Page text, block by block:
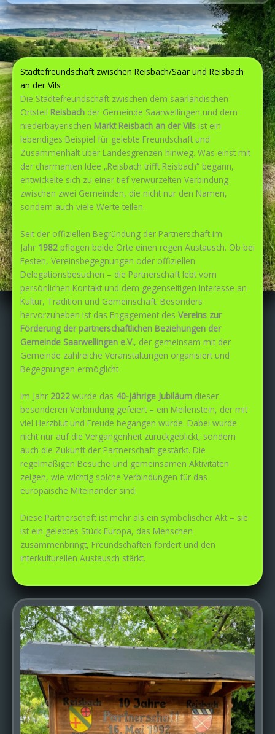
Städtefreundschaft zwischen Reisbach/Saar und Reisbach
an der Vils
Die Städtefreundschaft zwischen dem saarländischen
Ortsteil Reisbach der Gemeinde Saarwellingen und dem
niederbayerischen Markt Reisbach an der Vils ist ein
lebendiges Beispiel für gelebte Freundschaft und
Zusammenhalt über Landesgrenzen hinweg. Was einst mit
der charmanten Idee „Reisbach trifft Reisbach“ begann,
entwickelte sich zu einer tief verwurzelten Verbindung
zwischen zwei Gemeinden, die nicht nur den Namen,
sondern auch viele Werte teilen.
Seit der offiziellen Begründung der Partnerschaft im
Jahr 1982 pflegen beide Orte einen regen Austausch. Ob bei
Festen, Vereinsbegegnungen oder offiziellen
Delegationsbesuchen – die Partnerschaft lebt vom
persönlichen Kontakt und dem gegenseitigen Interesse an
Kultur, Tradition und Gemeinschaft. Besonders
hervorzuheben ist das Engagement des Vereins zur
Förderung der partnerschaftlichen Beziehungen der
Gemeinde Saarwellingen e.V., der gemeinsam mit der
Gemeinde zahlreiche Veranstaltungen organisiert und
Begegnungen ermöglicht
Im Jahr 2022 wurde das 40-jährige Jubiläum dieser
besonderen Verbindung gefeiert – ein Meilenstein, der mit
viel Herzblut und Freude begangen wurde. Dabei wurde
nicht nur auf die Vergangenheit zurückgeblickt, sondern
auch die Zukunft der Partnerschaft gestärkt. Die
regelmäßigen Besuche und gemeinsamen Aktivitäten
zeigen, wie wichtig solche Verbindungen für das
europäische Miteinander sind.
Diese Partnerschaft ist mehr als ein symbolischer Akt – sie
ist ein gelebtes Stück Europa, das Menschen
zusammenbringt, Freundschaften fördert und den
interkulturellen Austausch stärkt.